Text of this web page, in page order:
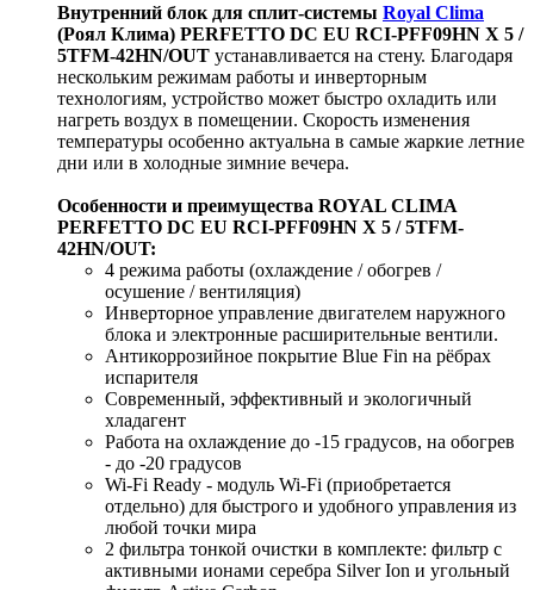
Внутренний блок для сплит-системы Royal Clima
(Роял Клима) PERFETTO DC EU RCI-PFF09HN X 5 /
5TFM-42HN/OUT устанавливается на стену. Благодаря
нескольким режимам работы и инверторным
технологиям, устройство может быстро охладить или
нагреть воздух в помещении. Скорость изменения
температуры особенно актуальна в самые жаркие летние
дни или в холодные зимние вечера.
Особенности и преимущества ROYAL CLIMA
PERFETTO DC EU RCI-PFF09HN X 5 / 5TFM-
42HN/OUT:
4 режима работы (охлаждение / обогрев /
осушение / вентиляция)
Инверторное управление двигателем наружного
блока и электронные расширительные вентили.
Антикоррозийное покрытие Blue Fin на рёбрах
испарителя
Современный, эффективный и экологичный
хладагент
Работа на охлаждение до -15 градусов, на обогрев
- до -20 градусов
Wi-Fi Ready - модуль Wi-Fi (приобретается
отдельно) для быстрого и удобного управления из
любой точки мира
2 фильтра тонкой очистки в комплекте: фильтр с
активными ионами серебра Silver Ion и угольный